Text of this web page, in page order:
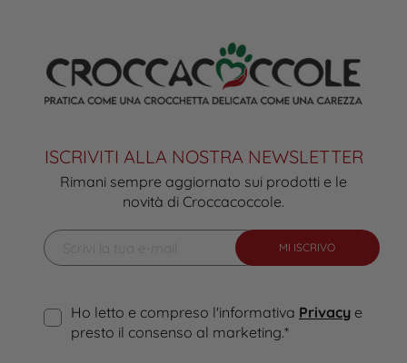
ISCRIVITI ALLA NOSTRA NEWSLETTER
Rimani sempre aggiornato sui prodotti e le
novità di Croccacoccole.
MI ISCRIVO
Ho letto e compreso l'informativa Privacye
presto il consenso al marketing.*